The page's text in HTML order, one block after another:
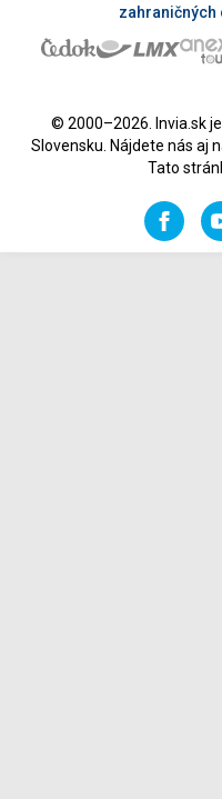
zahraničných
© 2000–2026. Invia.sk
Slovensku. Nájdete nás aj
Tato